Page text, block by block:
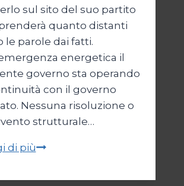
sul sito del suo partito
quanto distanti
le parole dai fatti.
energetica il
governo sta operando
con il governo
Nessuna risoluzione o
strutturale…
di piùGoverno
energia